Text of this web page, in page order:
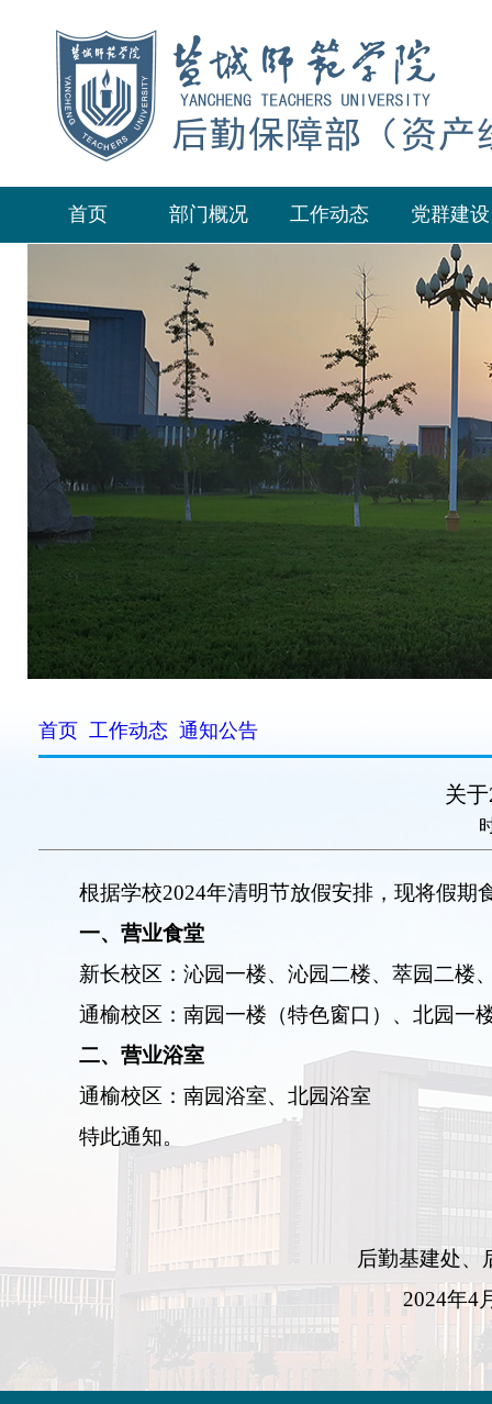
首页 部门概况 工作动态 党群建设
首页 工作动态 通知公告
关
根据学校2024年清明节放假安排，现将假期
一、营业食堂
新长校区：沁园一楼、沁园二楼、萃园二楼
通榆校区：南园一楼（特色窗口）、北园一
二、营业浴室
通榆校区：南园浴室、北园浴室
特此通知。
后勤基建处、
2024年4